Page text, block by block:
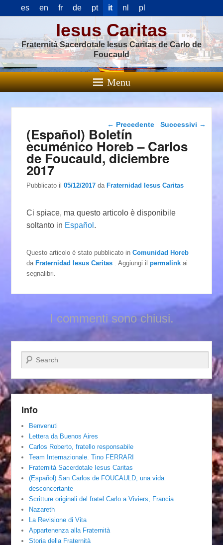
es en fr de pt it nl pl
Iesus Caritas
Fraternitá Sacerdotale Iesus Caritas de Carlo de
Foucauld
Menu
Navigazione articolo
← Precedente Successivi →
(Español) Boletín
ecuménico Horeb – Carlos
de Foucauld, diciembre
2017
Pubblicato il05/12/2017 daFraternidad Iesus Caritas
Ci spiace, ma questo articolo è disponibile
soltanto in Español .
Questo articolo è stato pubblicato inComunidad Horeb
daFraternidad Iesus Caritas . Aggiungi ilpermalink ai
segnalibri.
I commenti sono chiusi.
Cerca
Info
Benvenuti
Lettera da Buenos Aires
Carlos Roberto, fratello responsabile
Team Internazionale. Tino FERRARI
Fraternità Sacerdotale Iesus Caritas
(Español) San Carlos de FOUCAULD, una vida
desconcertante
Scritture originali del fratel Carlo a Viviers, Francia
Nazareth
La Revisione di Vita
Appartenenza alla Fraternità
Storia della Fraternità